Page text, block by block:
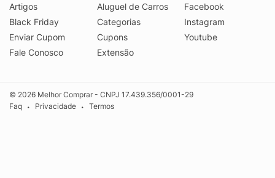
Artigos
Black Friday
Enviar Cupom
Fale Conosco
Aluguel de Carros
Categorias
Cupons
Extensão
Facebook
Instagram
Youtube
© 2026 Melhor Comprar - CNPJ 17.439.356/0001-29
Faq
• Privacidade • Termos